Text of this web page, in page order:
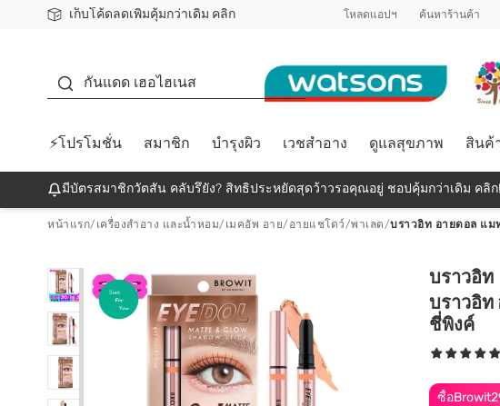
เก็บโค้ดลดเพิ่มคุ้มกว่าเดิม คลิก
ชอปออนไลน์ครั้งแรก ลดเพิ่มจุก ๆ 10%! 🎉
📦ส่งฟรี! เมื่อชอป 499฿
สมาชิกวัตสัน คลับดียังไง? โหลดแอปฯ ค้นหาร้านค้า
กันแดด เฮอไฮเนส
⚡โปรโมชั่น สมาชิก บำรุงผิว เวชสำอาง ดูแลสุขภาพ สินค้
มีบัตรสมาชิกวัตสัน คลับรึยัง? สิทธิประหยัดสุดว้าวรอคุณอยู่ ชอปคุ้มกว่าเดิม คลิก!
หน้าแรก/ เครื่องสำอาง และน้ำหอม/ เมคอัพ อาย/ อายแชโดว์/พาเลต/บราวอิท อายดอล แ
บราวอิท
บราวอิท
ชี่พิงค์
ซื้อ